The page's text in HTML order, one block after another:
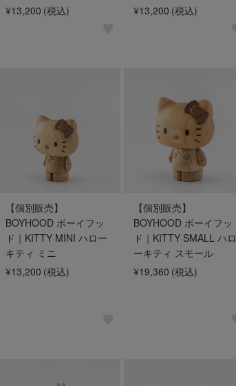
¥13,200 (税込)
¥13,200 (税込)
【個別販売】
BOYHOOD ボーイフッ
ド｜KITTY MINI ハロー
キティ ミニ
¥13,200 (税込)
【個別販売】
BOYHOOD ボーイフッ
ド｜KITTY SMALL ハロ
ーキティ スモール
¥19,360 (税込)